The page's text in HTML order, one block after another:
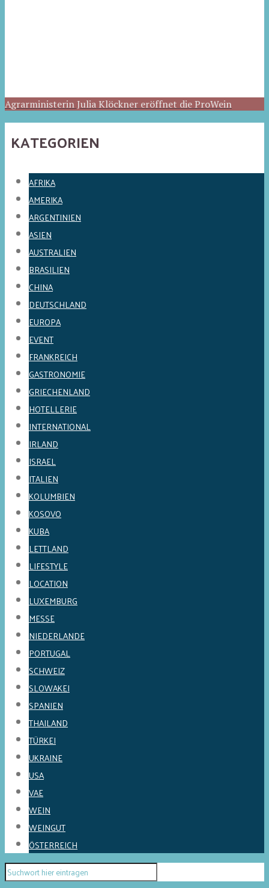
Agrarministerin Julia Klöckner eröffnet die ProWein
KATEGORIEN
AFRIKA
AMERIKA
ARGENTINIEN
ASIEN
AUSTRALIEN
BRASILIEN
CHINA
DEUTSCHLAND
EUROPA
EVENT
FRANKREICH
GASTRONOMIE
GRIECHENLAND
HOTELLERIE
INTERNATIONAL
IRLAND
ISRAEL
ITALIEN
KOLUMBIEN
KOSOVO
KUBA
LETTLAND
LIFESTYLE
LOCATION
LUXEMBURG
MESSE
NIEDERLANDE
PORTUGAL
SCHWEIZ
SLOWAKEI
SPANIEN
THAILAND
TÜRKEI
UKRAINE
USA
VAE
WEIN
WEINGUT
ÖSTERREICH